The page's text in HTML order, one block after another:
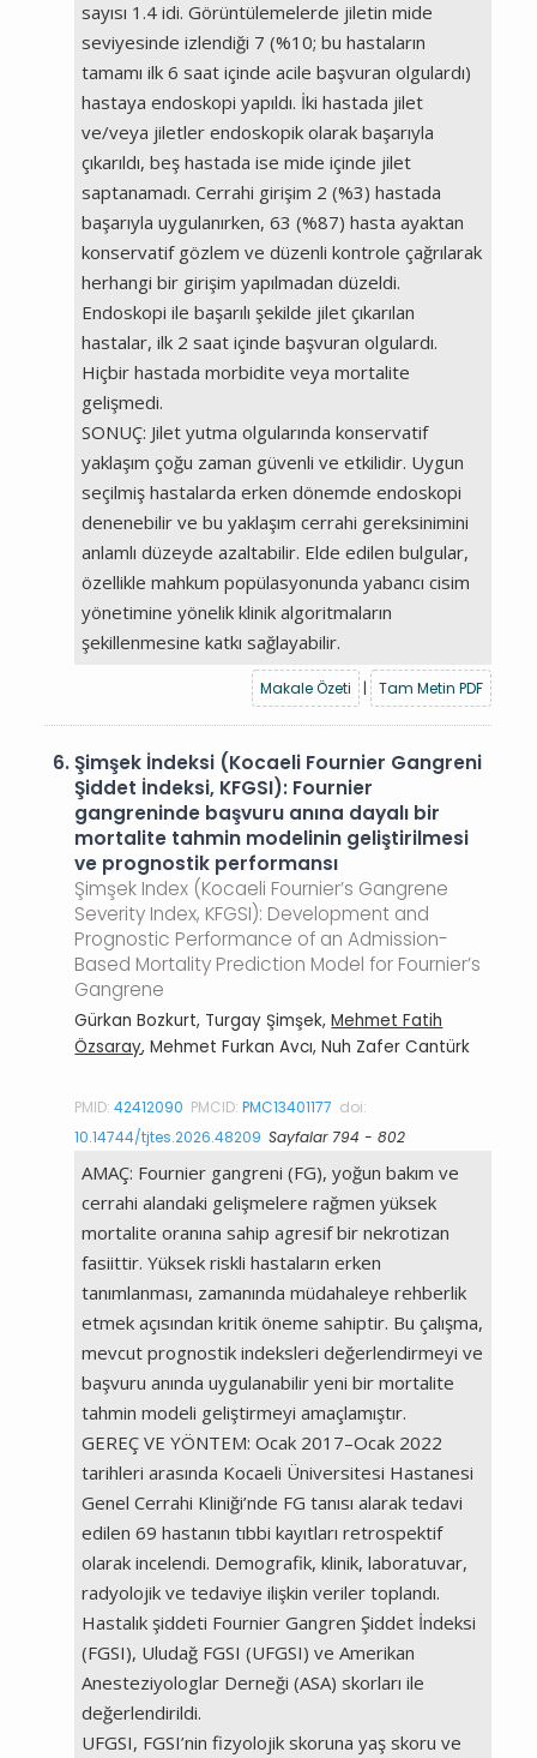
sayısı 1.4 idi. Görüntülemelerde jiletin mide
seviyesinde izlendiği 7 (%10; bu hastaların
tamamı ilk 6 saat içinde acile başvuran olgulardı)
hastaya endoskopi yapıldı. İki hastada jilet
ve/veya jiletler endoskopik olarak başarıyla
çıkarıldı, beş hastada ise mide içinde jilet
saptanamadı. Cerrahi girişim 2 (%3) hastada
başarıyla uygulanırken, 63 (%87) hasta ayaktan
konservatif gözlem ve düzenli kontrole çağrılarak
herhangi bir girişim yapılmadan düzeldi.
Endoskopi ile başarılı şekilde jilet çıkarılan
hastalar, ilk 2 saat içinde başvuran olgulardı.
Hiçbir hastada morbidite veya mortalite
gelişmedi.
SONUÇ: Jilet yutma olgularında konservatif
yaklaşım çoğu zaman güvenli ve etkilidir. Uygun
seçilmiş hastalarda erken dönemde endoskopi
denenebilir ve bu yaklaşım cerrahi gereksinimini
anlamlı düzeyde azaltabilir. Elde edilen bulgular,
özellikle mahkum popülasyonunda yabancı cisim
yönetimine yönelik klinik algoritmaların
şekillenmesine katkı sağlayabilir.
Makale Özeti | Tam Metin PDF
6.Şimşek İndeksi (Kocaeli Fournier Gangreni
Şiddet İndeksi, KFGSI): Fournier
gangreninde başvuru anına dayalı bir
mortalite tahmin modelinin geliştirilmesi
ve prognostik performansı
Şimşek Index (Kocaeli Fournier’s Gangrene
Severity Index, KFGSI): Development and
Prognostic Performance of an Admission-
Based Mortality Prediction Model for Fournier’s
Gangrene
Gürkan Bozkurt, Turgay Şimşek,Mehmet Fatih
Özsaray, Mehmet Furkan Avcı, Nuh Zafer Cantürk
PMID:42412090 PMCID:PMC13401177 doi:
10.14744/tjtes.2026.48209 Sayfalar 794 - 802
AMAÇ: Fournier gangreni (FG), yoğun bakım ve
cerrahi alandaki gelişmelere rağmen yüksek
mortalite oranına sahip agresif bir nekrotizan
fasiittir. Yüksek riskli hastaların erken
tanımlanması, zamanında müdahaleye rehberlik
etmek açısından kritik öneme sahiptir. Bu çalışma,
mevcut prognostik indeksleri değerlendirmeyi ve
başvuru anında uygulanabilir yeni bir mortalite
tahmin modeli geliştirmeyi amaçlamıştır.
GEREÇ VE YÖNTEM: Ocak 2017–Ocak 2022
tarihleri arasında Kocaeli Üniversitesi Hastanesi
Genel Cerrahi Kliniği’nde FG tanısı alarak tedavi
edilen 69 hastanın tıbbi kayıtları retrospektif
olarak incelendi. Demografik, klinik, laboratuvar,
radyolojik ve tedaviye ilişkin veriler toplandı.
Hastalık şiddeti Fournier Gangren Şiddet İndeksi
(FGSI), Uludağ FGSI (UFGSI) ve Amerikan
Anesteziyologlar Derneği (ASA) skorları ile
değerlendirildi.
UFGSI, FGSI’nin fizyolojik skoruna yaş skoru ve